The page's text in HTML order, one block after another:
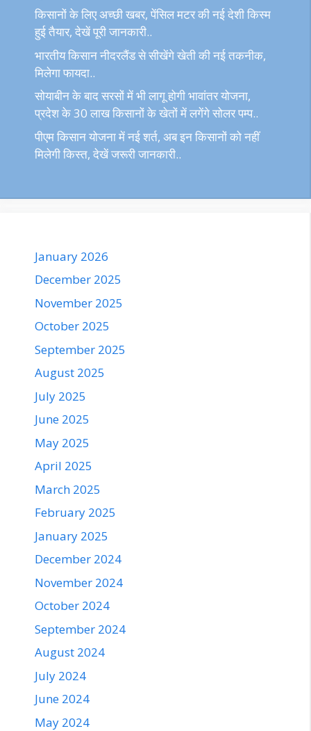
किसानों के लिए अच्छी खबर, पेंसिल मटर की नई देशी किस्म
हुई तैयार, देखें पूरी जानकारी..
भारतीय किसान नीदरलैंड से सीखेंगे खेती की नई तकनीक,
मिलेगा फायदा..
सोयाबीन के बाद सरसों में भी लागू होगी भावांतर योजना,
प्रदेश के 30 लाख किसानों के खेतों में लगेंगे सोलर पम्प..
पीएम किसान योजना में नई शर्त, अब इन किसानों को नहीं
मिलेगी किस्त, देखें जरूरी जानकारी..
January 2026
December 2025
November 2025
October 2025
September 2025
August 2025
July 2025
June 2025
May 2025
April 2025
March 2025
February 2025
January 2025
December 2024
November 2024
October 2024
September 2024
August 2024
July 2024
June 2024
May 2024